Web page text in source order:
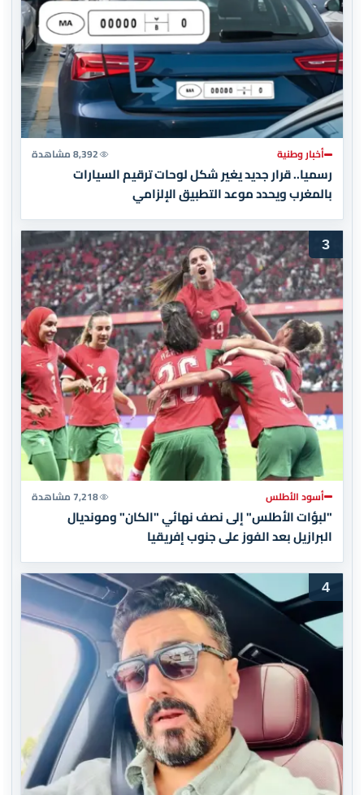
أخبار وطنية 8,392 مشاهدة
رسميا.. قرار جديد يغير شكل لوحات ترقيم السيارات
بالمغرب ويحدد موعد التطبيق الإلزامي
3
أسود الأطلس 7,218 مشاهدة
"لبؤات الأطلس" إلى نصف نهائي "الكان" ومونديال
البرازيل بعد الفوز على جنوب إفريقيا
4